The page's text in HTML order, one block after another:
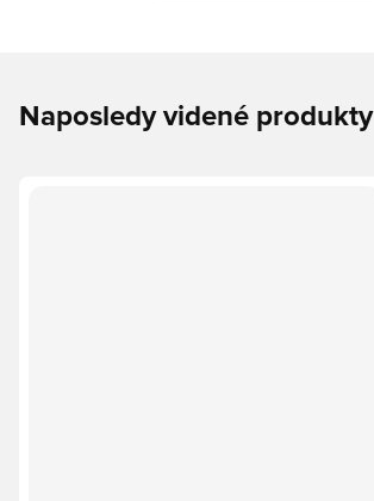
Naposledy videné produkty